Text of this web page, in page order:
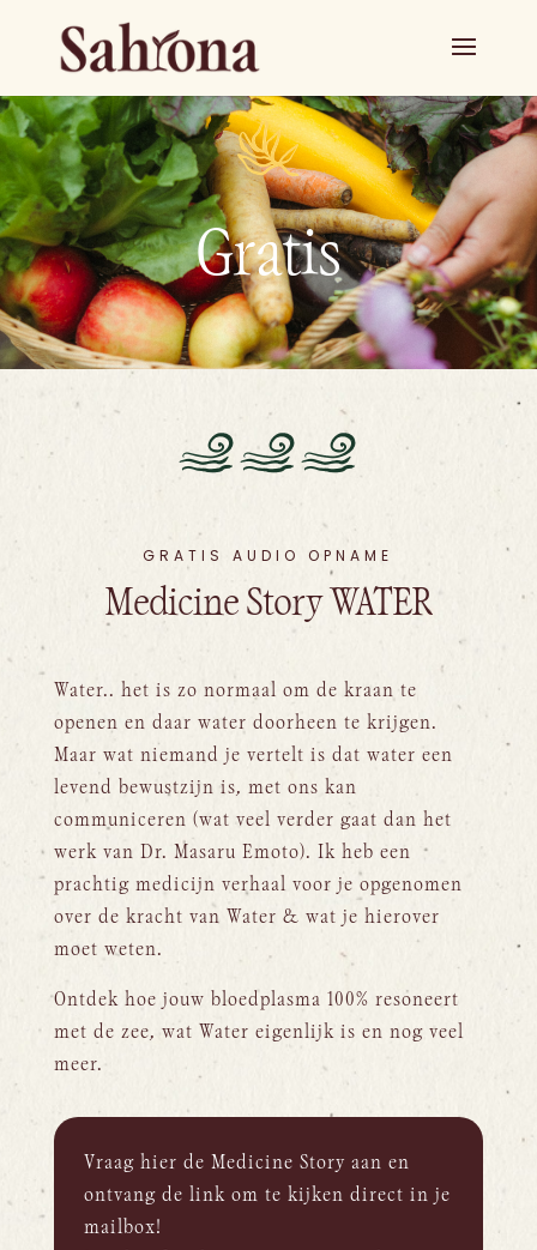
Gratis
GRATIS AUDIO OPNAME
Medicine Story WATER
Water.. het is zo normaal om de kraan te
openen en daar water doorheen te krijgen.
Maar wat niemand je vertelt is dat water een
levend bewustzijn is, met ons kan
communiceren (wat veel verder gaat dan het
werk van Dr. Masaru Emoto). Ik heb een
prachtig medicijn verhaal voor je opgenomen
over de kracht van Water & wat je hierover
moet weten.
Ontdek hoe jouw bloedplasma 100% resoneert
met de zee, wat Water eigenlijk is en nog veel
meer.
Vraag hier de Medicine Story aan en
ontvang de link om te kijken direct in je
mailbox!